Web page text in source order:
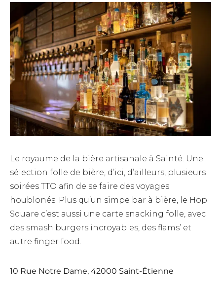
Le royaume de la bière artisanale à Sainté. Une
sélection folle de bière, d’ici, d’ailleurs, plusieurs
soirées TTO afin de se faire des voyages
houblonés. Plus qu’un simpe bar à bière, le Hop
Square c’est aussi une carte snacking folle, avec
des smash burgers incroyables, des flams’ et
autre finger food.
10 Rue Notre Dame, 42000 Saint-Étienne